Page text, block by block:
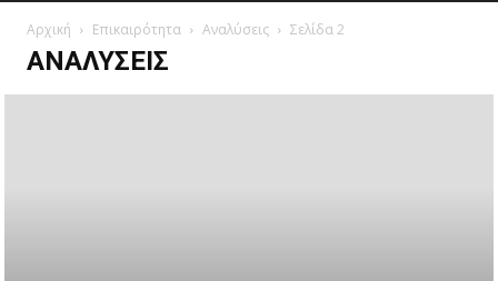
Αρχική Επικαιρότητα Αναλύσεις Σελίδα 2
ΑΝΑΛΎΣΕΙΣ